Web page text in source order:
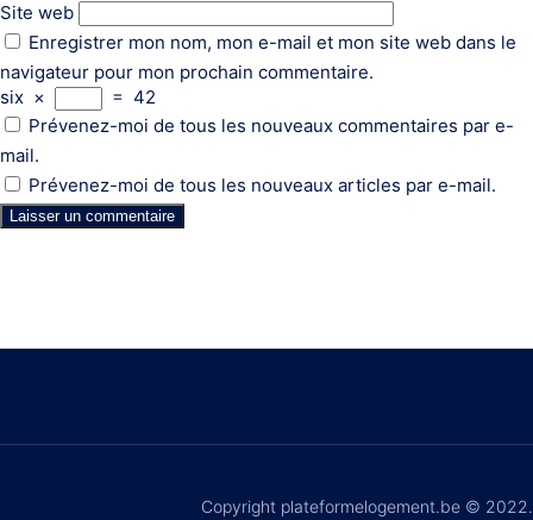
Site web
Enregistrer mon nom, mon e-mail et mon site web dans le
navigateur pour mon prochain commentaire.
six × = 42
Prévenez-moi de tous les nouveaux commentaires par e-
mail.
Prévenez-moi de tous les nouveaux articles par e-mail.
Copyright plateformelogement.be © 2022.